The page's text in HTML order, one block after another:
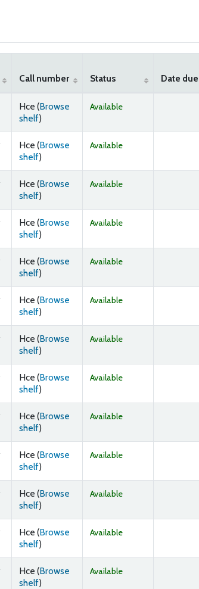
Call number Status Date due
Hce (Browse
shelf(Opens below)
)
Available
Hce (Browse
shelf(Opens below)
)
Available
Hce (Browse
shelf(Opens below)
)
Available
Hce (Browse
shelf(Opens below)
)
Available
Hce (Browse
shelf(Opens below)
)
Available
Hce (Browse
shelf(Opens below)
)
Available
Hce (Browse
shelf(Opens below)
)
Available
Hce (Browse
shelf(Opens below)
)
Available
Hce (Browse
shelf(Opens below)
)
Available
Hce (Browse
shelf(Opens below)
)
Available
Hce (Browse
shelf(Opens below)
)
Available
Hce (Browse
shelf(Opens below)
)
Available
Hce (Browse
shelf(Opens below)
)
Available